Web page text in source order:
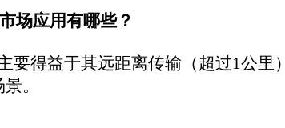
。
理、照明控制、安防监控，以及城市基础设施
部署灵活。